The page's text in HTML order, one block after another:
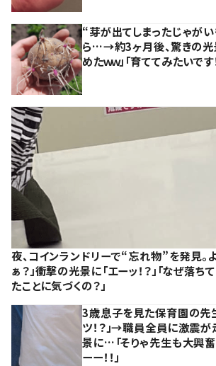
“芽が出てしまったじゃが
ら…→約3ヶ月後、驚きの光
めたｗｗ」「育ててみたいです
夜、コインランドリーで“忘れ物”を発見。
ぁ？」衝撃の光景に「エーッ！？」「なぜ落ち
たことに気づくの？」
3歳息子を見た保育園の先
ツ！？」→職員全員に激震
景に…「そりゃ先生も大興奮
ーー！！」